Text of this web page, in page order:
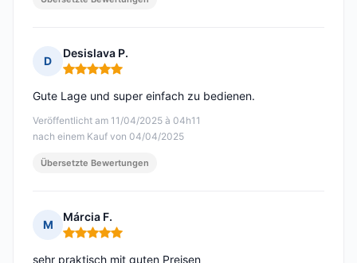
D
Desislava P.
Hinweis: 5 von 5
Veröffentlicht am 11/04/2025 à 04h11
nach einem Kauf von 04/04/2025
Gute Lage und super einfach zu bedienen.
Übersetzte Bewertungen
M
Márcia F.
Hinweis: 5 von 5
sehr praktisch mit guten Preisen